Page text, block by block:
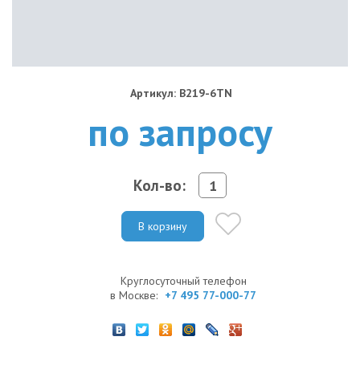
Артикул: B219-6TN
по запросу
Кол-во:
В корзину
Круглосуточный телефон
в Москве: +7 495 77-000-77